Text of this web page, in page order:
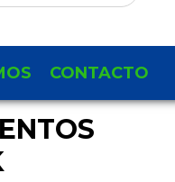
CONTACTO